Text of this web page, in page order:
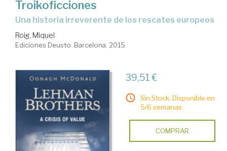
Troikoficciones
una historia irreverente de los rescates europeos
Roig, Miquel
Ediciones Deusto. Barcelona, 2015
39,51 €
Sin Stock. Disponible en
5/6 semanas.
COMPRAR